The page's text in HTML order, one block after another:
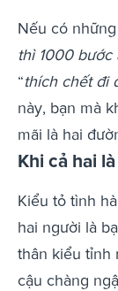
Nếu có
thì 1000 bước
“thích chết đi
này, bạn mà
mãi là hai
Khi cả hai
Kiểu tỏ tình
hai người là
thân kiểu tỉnh
cậu chàng